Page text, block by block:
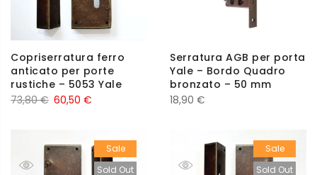
Copriserratura ferro
anticato per porte
rustiche – 5053 Yale
73,80€ 60,50 €
Serratura AGB per porta
Yale – Bordo Quadro
bronzato – 50 mm
18,90 €
Sale
Sold Out
Sale
Sold Out